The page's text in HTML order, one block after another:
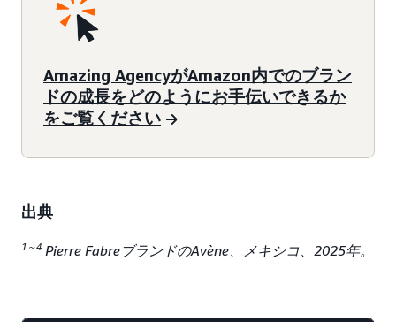
Amazing AgencyがAmazon内でのブラン
ドの成長をどのようにお手伝いできるか
をご覧ください
出典
1～4 Pierre FabreブランドのAvène、メキシコ、2025年。